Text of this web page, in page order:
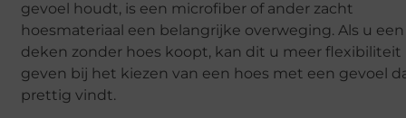
gevoel houdt, is een microfiber of ander zacht
hoesmateriaal een belangrijke overweging. Als u een
deken zonder hoes koopt, kan dit u meer flexibiliteit
geven bij het kiezen van een hoes met een gevoel
prettig vindt.